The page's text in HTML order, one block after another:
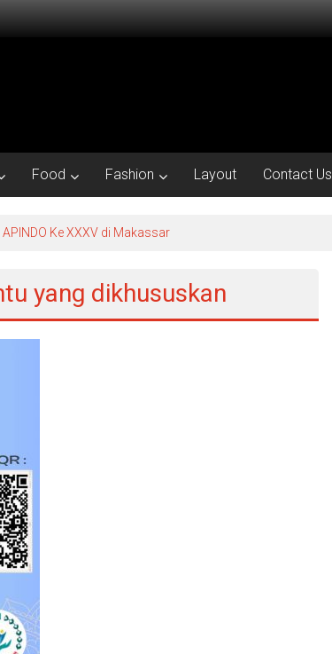
Food Fashion Layout Contact Us
Ke XXXV di Makassar
yang dikhususkan